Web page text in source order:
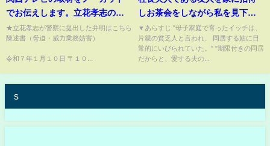
でお伝えします。立花孝志の書
類送検について
★立花孝志が警察に提出した弁明はこちら
陳述書（脅迫・威力業務妨害）
令和７年１月１０日 〒１０...
しお茶会をしながら私を見下す
義母→掃除中の私を見た社長夫
人が青ざめ、５分後修羅場に…
【2chスカッと・ゆっくり解説】
▼あらすじ "母子家庭で育ったイッチは、
片親の貧乏人と言われ、 同居する姑に日
常的にいびられていた。" "期限付きの同居
だからと、愛する夫の...
s